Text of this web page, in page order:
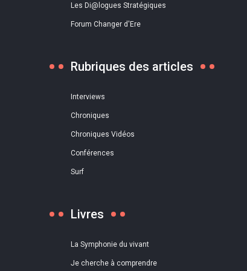
Les Di@logues Stratégiques
Forum Changer d'Ere
Rubriques des articles
Interviews
Chroniques
Chroniques Vidéos
Conférences
Surf
Livres
La Symphonie du vivant
Je cherche à comprendre